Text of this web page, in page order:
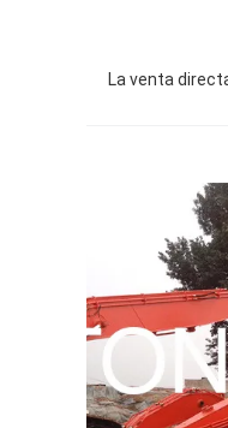
La venta